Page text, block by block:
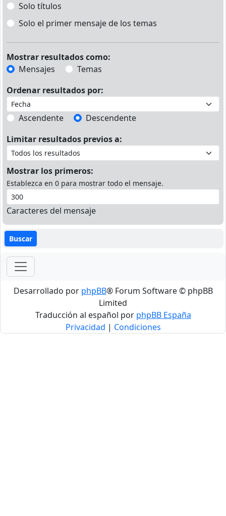
Solo títulos
Solo el primer mensaje de los temas
Mostrar resultados como:
Mensajes
Temas
Ordenar resultados por:
Ascendente
Descendente
Limitar resultados previos a:
Mostrar los primeros:
Establezca en 0 para mostrar todo el mensaje.
Caracteres del mensaje
Desarrollado por phpBB® Forum Software © phpBB
Limited
Traducción al español por phpBB España
Privacidad | Condiciones